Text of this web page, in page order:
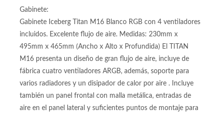
SSD 500GB M2 Unidad de almacenamiendo 500GB
interfaz M.2 Almacenamiento 5 veces más rápido que SATA
de 500GB formato M.2 NVME PCI express
Gabinete:
Gabinete Iceberg Titan M16 Blanco RGB con 4 ventiladores
incluidos. Excelente flujo de aire. Medidas: 230mm x
495mm x 465mm (Ancho x Alto x Profundida) El TITAN
M16 presenta un diseño de gran flujo de aire, incluye de